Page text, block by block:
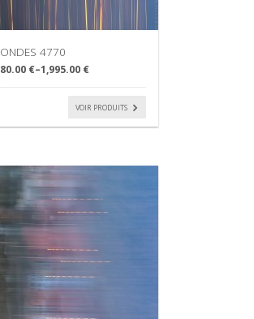
ONDES 4770
80.00 €–1,995.00 €
VOIR PRODUITS